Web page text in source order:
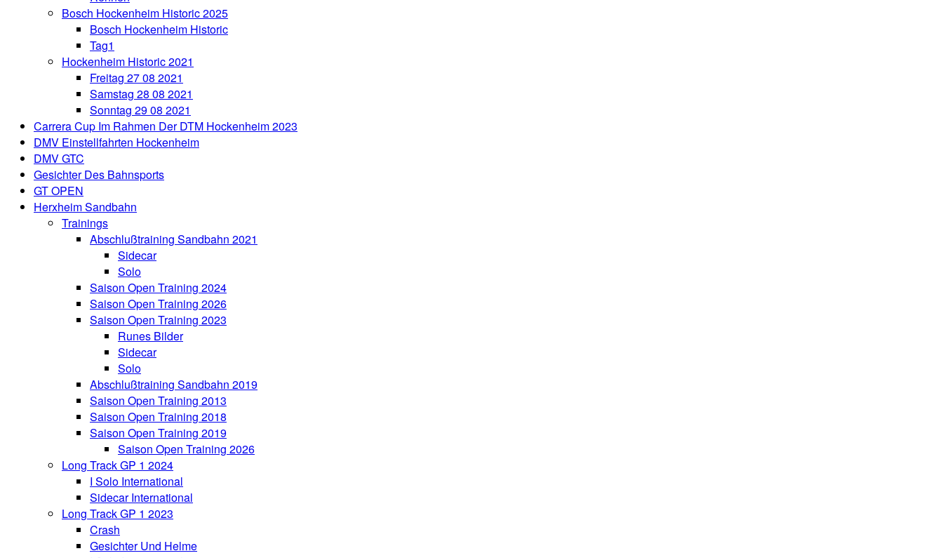
Bosch Hockenheim Historic 2025
Bosch Hockenheim Historic
Tag1
Hockenheim Historic 2021
Freitag 27 08 2021
Samstag 28 08 2021
Sonntag 29 08 2021
Carrera Cup Im Rahmen Der DTM Hockenheim 2023
DMV Einstellfahrten Hockenheim
DMV GTC
Gesichter Des Bahnsports
GT OPEN
Herxheim Sandbahn
Trainings
Abschlußtraining Sandbahn 2021
Sidecar
Solo
Saison Open Training 2024
Saison Open Training 2026
Saison Open Training 2023
Runes Bilder
Sidecar
Solo
Abschlußtraining Sandbahn 2019
Saison Open Training 2013
Saison Open Training 2018
Saison Open Training 2019
Saison Open Training 2026
Long Track GP 1 2024
I Solo International
Sidecar International
Long Track GP 1 2023
Crash
Gesichter Und Helme